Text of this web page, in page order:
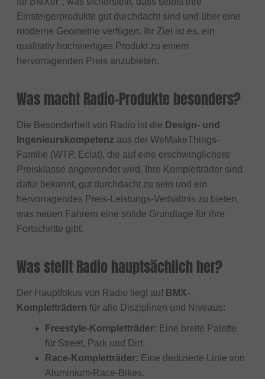
Einsteigerprodukte gut durchdacht sind und über eine
moderne Geometrie verfügen. Ihr Ziel ist es, ein
qualitativ hochwertiges Produkt zu einem
hervorragenden Preis anzubieten.
Was macht Radio-Produkte besonders?
Die Besonderheit von Radio ist die Design- und
Ingenieurskompetenz aus der WeMakeThings-
Familie (WTP, Eclat), die auf eine erschwinglichere
Preisklasse angewendet wird. Ihre Kompletträder sind
dafür bekannt, gut durchdacht zu sein und ein
hervorragendes Preis-Leistungs-Verhältnis zu bieten,
was neuen Fahrern eine solide Grundlage für ihre
Fortschritte gibt.
Was stellt Radio hauptsächlich her?
Der Hauptfokus von Radio liegt auf BMX-
Kompletträdern für alle Disziplinen und Niveaus:
Freestyle-Kompletträder: Eine breite Palette
für Street, Park und Dirt.
Race-Kompletträder: Eine dedizierte Linie von
Aluminium-Race-Bikes.